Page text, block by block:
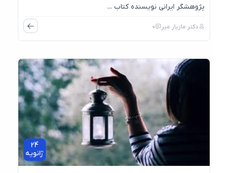
پژوهشگر ایرانی نویسنده کتاب ...
دکتر مازیار میر 0
24
ژانویه